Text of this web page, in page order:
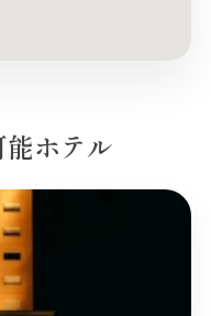
ホテル